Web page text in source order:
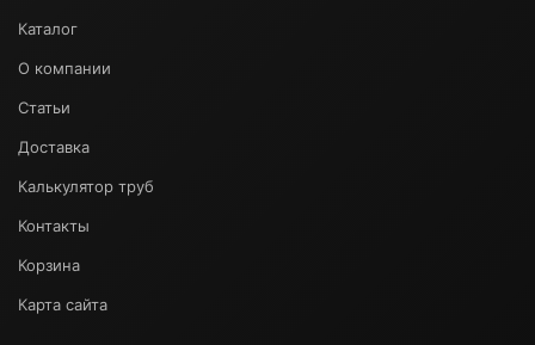
Каталог
О компании
Статьи
Доставка
Калькулятор труб
Контакты
Корзина
Карта сайта